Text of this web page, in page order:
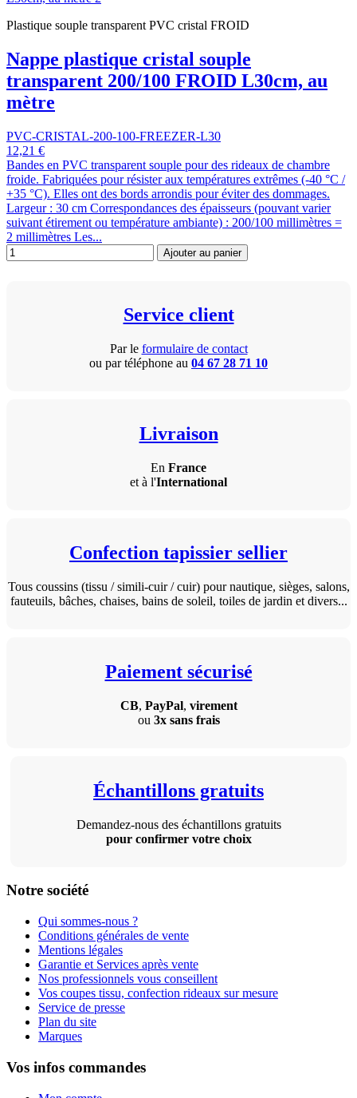
Plastique souple transparent PVC cristal FROID
Nappe plastique cristal souple
transparent 200/100 FROID L30cm, au
mètre
PVC-CRISTAL-200-100-FREEZER-L30
12,21 €
Bandes en PVC transparent souple pour des rideaux de chambre
froide. Fabriquées pour résister aux températures extrêmes (-40 °C /
+35 °C). Elles ont des bords arrondis pour éviter des dommages.
Largeur : 30 cm Correspondances des épaisseurs (pouvant varier
suivant étirement ou température ambiante) : 200/100 millimètres =
2 millimètres Les...
Ajouter au panier
Service client
Par le formulaire de contact
ou par téléphone au 04 67 28 71 10
Livraison
En France
et à l'International
Confection tapissier sellier
Tous coussins (tissu / simili-cuir / cuir) pour nautique, sièges, salons,
fauteuils, bâches, chaises, bains de soleil, toiles de jardin et divers...
Paiement sécurisé
CB, PayPal, virement
ou 3x sans frais
Échantillons gratuits
Demandez-nous des échantillons gratuits
pour confirmer votre choix
Notre société
Qui sommes-nous ?
Conditions générales de vente
Mentions légales
Garantie et Services après vente
Nos professionnels vous conseillent
Vos coupes tissu, confection rideaux sur mesure
Service de presse
Plan du site
Marques
Vos infos commandes